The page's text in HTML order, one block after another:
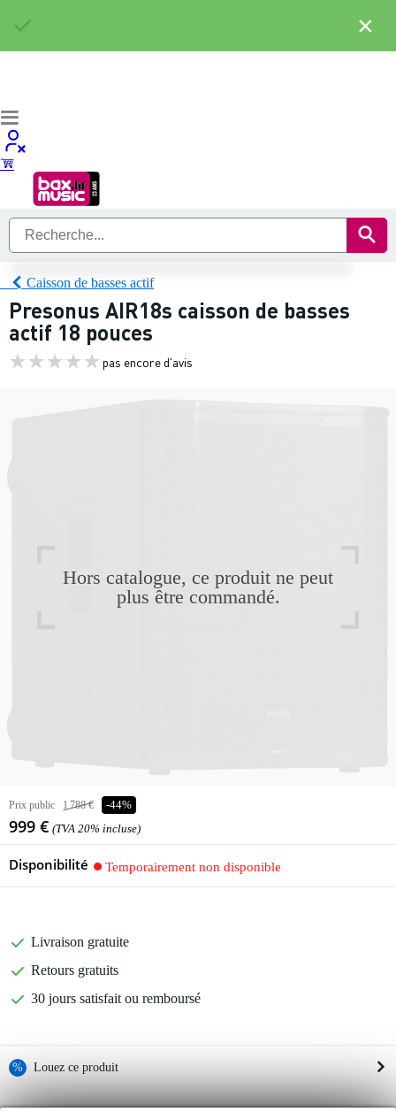
Caisson de basses actif
Presonus AIR18s caisson de basses
actif 18 pouces
pas encore d'avis
Hors catalogue, ce produit ne peut
plus être commandé.
Prix public 1 788 € -44%
999 € (TVA 20% incluse)
Disponibilité Temporairement non disponible
Livraison gratuite
Retours gratuits
30 jours satisfait ou remboursé
% Louez ce produit
×